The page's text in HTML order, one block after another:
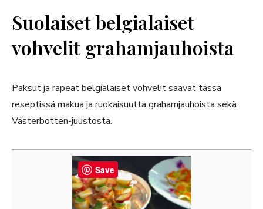
Suolaiset belgialaiset
vohvelit grahamjauhoista
Paksut ja rapeat belgialaiset vohvelit saavat tässä
reseptissä makua ja ruokaisuutta grahamjauhoista sekä
Västerbotten-juustosta.
Save